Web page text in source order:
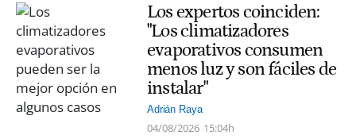
Los expertos coinciden:
"Los climatizadores
evaporativos consumen
menos luz y son fáciles de
instalar"
Adrián Raya
04/08/2026 15:04h